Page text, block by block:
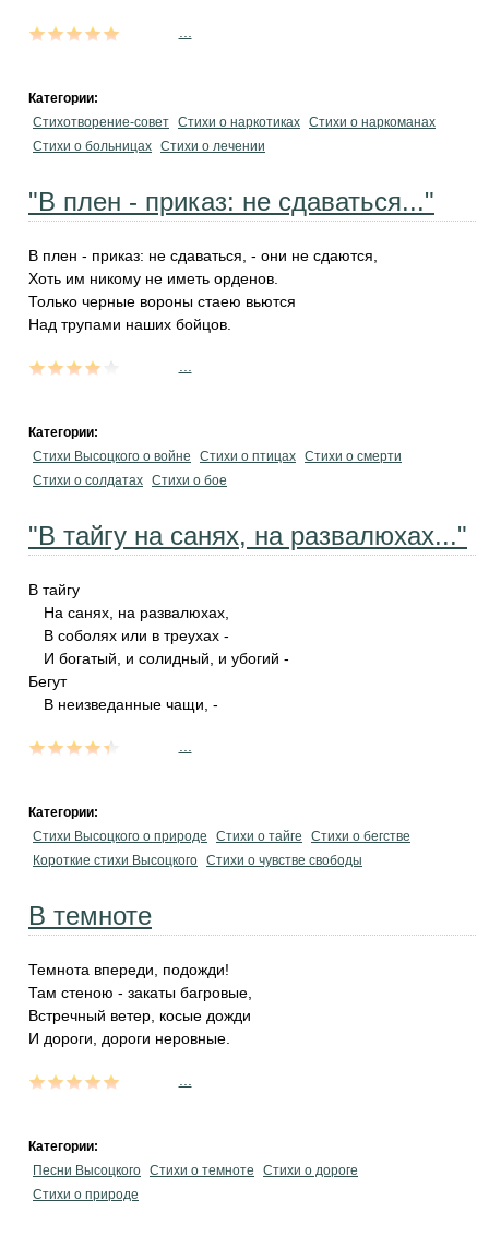
Категории:
Стихотворение-совет Стихи о наркотиках Стихи о наркоманах
Стихи о больницах Стихи о лечении
"В плен - приказ: не сдаваться..."
В плен - приказ: не сдаваться, - они не сдаются,
Хоть им никому не иметь орденов.
Только черные вороны стаею вьются
Над трупами наших бойцов.
Категории:
Стихи Высоцкого о войне
Стихи о птицах Стихи о смерти
Стихи о солдатах Стихи о бое
"В тайгу на санях, на развалюхах..."
В тайгу
На санях, на развалюхах,
В соболях или в треухах -
И богатый, и солидный, и убогий -
Бегут
В неизведанные чащи, -
Категории:
Стихи Высоцкого о природе
Стихи о тайге
Стихи о бегстве
Короткие стихи Высоцкого Стихи о чувстве свободы
В темноте
Темнота впереди, подожди!
Там стеною - закаты багровые,
Встречный ветер, косые дожди
И дороги, дороги неровные.
Категории:
Песни Высоцкого Стихи о темноте
Стихи о дороге
Стихи о природе